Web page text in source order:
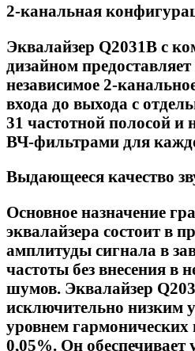
2-канальная
Эквалайзер Q2031B с
дизайном
независимое 2-
входа до выхода с
31 частотной полосой и
ВЧ-фильтрами для
Выдающееся качество
Основное назначение
эквалайзера состоит в
амплитуды сигнала в
частоты без внесения в
шумов. Эквалайзер
исключительно низким
уровнем гармонических
0,05%. Он обеспечивает